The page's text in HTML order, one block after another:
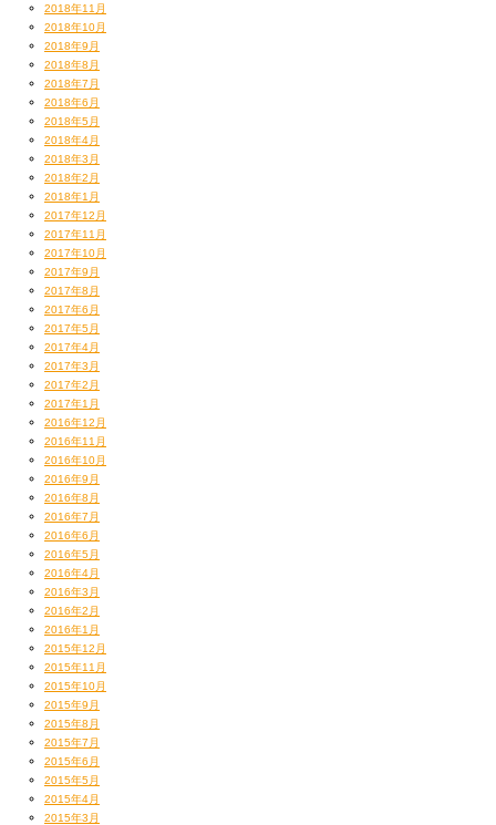
2018年11月
2018年10月
2018年9月
2018年8月
2018年7月
2018年6月
2018年5月
2018年4月
2018年3月
2018年2月
2018年1月
2017年12月
2017年11月
2017年10月
2017年9月
2017年8月
2017年6月
2017年5月
2017年4月
2017年3月
2017年2月
2017年1月
2016年12月
2016年11月
2016年10月
2016年9月
2016年8月
2016年7月
2016年6月
2016年5月
2016年4月
2016年3月
2016年2月
2016年1月
2015年12月
2015年11月
2015年10月
2015年9月
2015年8月
2015年7月
2015年6月
2015年5月
2015年4月
2015年3月